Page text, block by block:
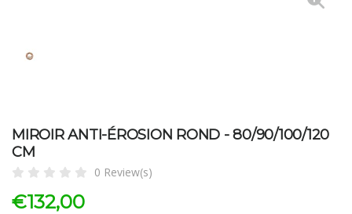
MIROIR ANTI-ÉROSION ROND - 80/90/100/120
CM
0 Review(s)
€132,00